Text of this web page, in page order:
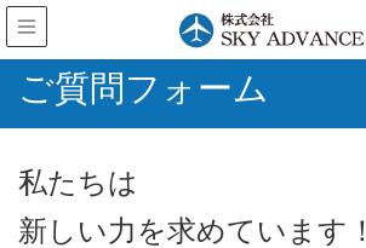
ご質問フォーム
私たちは
新しい力を求めています！